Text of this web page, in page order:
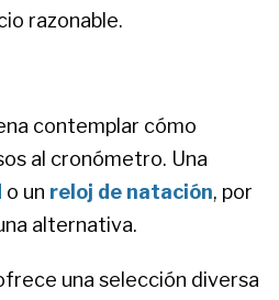
razonable.
contemplar cómo
al cronómetro. Una
o un reloj de natación, por
alternativa.
una selección diversa